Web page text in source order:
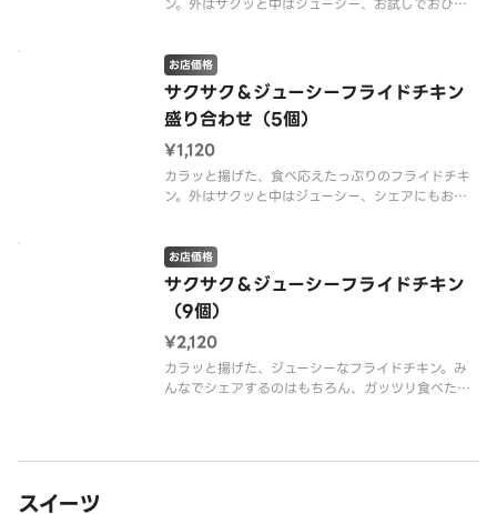
サクサク＆ジューシーフライドチキン
盛り合わせ（5個）
お店価格
¥1,120
カラッと揚げた、食べ応えたっぷりのフライドチキ
ン。外はサクッと中はジューシー、シェアにもおす
サクサク＆ジューシーフライドチキン
（9個）
お店価格
¥2,120
カラッと揚げた、ジューシーなフライドチキン。み
んなでシェアするのはもちろん、ガッツリ食べたい
スイーツ